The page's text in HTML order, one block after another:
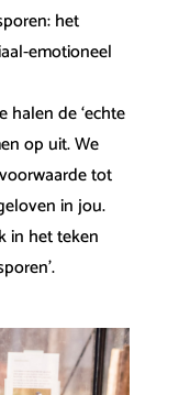
het
emotioneel
de ‘echte
op uit. We
tot
in jou.
in het teken